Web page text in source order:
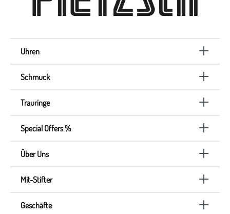
Uhren
Schmuck
Trauringe
Special Offers %
Über Uns
Mit-Stifter
Geschäfte